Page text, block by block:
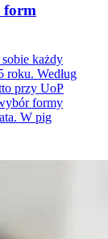
form
każdy
roku. Według
przy UoP
formy
W pig